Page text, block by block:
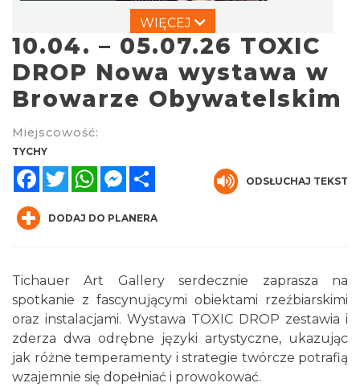
Kwiatkowskiego w Tichauer Art Gallery
Tychy
0.06 km
Muzyka zespołu Metallica symfonicznie
2026
Katowice
12.48 km
WIĘCEJ
10.04. – 05.07.26 TOXIC
DROP Nowa wystawa w
Browarze Obywatelskim
Miejscowość:
TYCHY
FacebookTwitterWhatsAppMessenger
ODSŁUCHAJ TEKST
DODAJ DO PLANERA
Tichauer Art Gallery serdecznie zaprasza na
spotkanie z fascynującymi obiektami rzeźbiarskimi
oraz instalacjami. Wystawa TOXIC DROP zestawia i
zderza dwa odrębne języki artystyczne, ukazując
jak różne temperamenty i strategie twórcze potrafią
wzajemnie się dopełniać i prowokować.